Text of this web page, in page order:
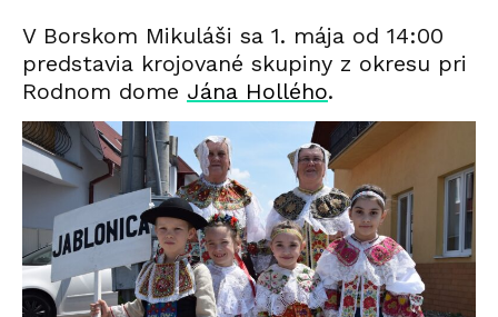
V Borskom Mikuláši sa 1. mája od 14:00
predstavia krojované skupiny z okresu pri
Rodnom dome Jána Hollého.